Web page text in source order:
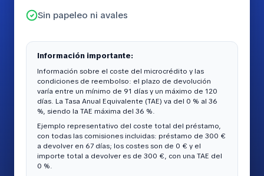
Sin papeleo ni avales
Información importante:
Información sobre el coste del microcrédito y las
condiciones de reembolso: el plazo de devolución
varía entre un mínimo de 91 días y un máximo de 120
días. La Tasa Anual Equivalente (TAE) va del 0 % al 36
%, siendo la TAE máxima del 36 %.
Ejemplo representativo del coste total del préstamo,
con todas las comisiones incluidas: préstamo de 300 €
a devolver en 67 días; los costes son de 0 € y el
importe total a devolver es de 300 €, con una TAE del
0 %.